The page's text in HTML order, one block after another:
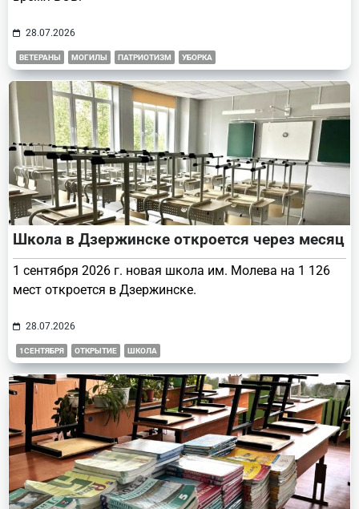
28.07.2026
ВЕТЕРАНЫ МОГИЛЫ ПАТРИОТИЗМ УБОРКА
Школа в Дзержинске откроется через месяц
1 сентября 2026 г. новая школа им. Молева на 1 126
мест откроется в Дзержинске.
28.07.2026
1СЕНТЯБРЯ ОТКРЫТИЕ ШКОЛА